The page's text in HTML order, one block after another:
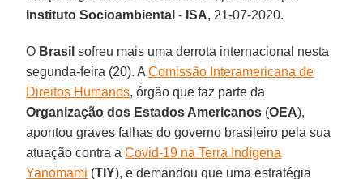
Instituto Socioambiental - ISA, 21-07-2020.
O Brasil sofreu mais uma derrota internacional nesta
segunda-feira (20). AComissão Interamericana de
Direitos Humanos, órgão que faz parte da
Organização dos Estados Americanos (OEA),
apontou graves falhas do governo brasileiro pela sua
atuação contra aCovid-19 na Terra Indígena
Yanomami (TIY), e demandou que uma estratégia